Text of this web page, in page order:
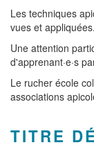
Les techniques
vues et appliquées.
Une attention
d'apprenant·e·s
Le rucher école
associations
TITRE